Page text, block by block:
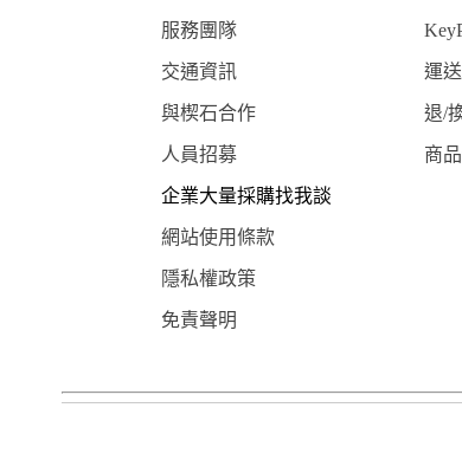
服務團隊
交通資訊 運
與楔石合作 退/
人員招募 商
企業大量採購找我談
網站使用條款
隱私權政策
免責聲明